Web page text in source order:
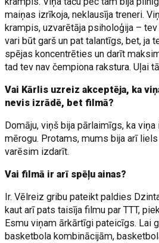
maiņas izrīkoja, neklausīja treneri.
krampis, uzvarētāja psiholoģija – tev
vari būt garš un pat talantīgs, bet, ja
spējas koncentrēties un darīt
tad tev nav čempiona rakstura. Uļai
Vai Kārlis uzreiz akceptēja, ka
nevis izrādē, bet filmā?
Domāju, viņš bija pārlaimīgs, ka viņa
mērogu. Protams, mums bija arī
varēsim izdarīt.
Vai filmā ir arī spēļu ainas?
Ir. Vēlreiz gribu pateikt paldies
kaut arī pats taisīja filmu par TTT,
Esmu viņam ārkārtīgi pateicīgs. Lai
basketbola kombinācijām,